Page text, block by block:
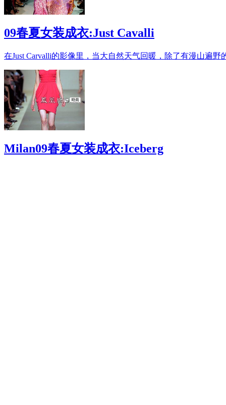
09春夏女装成衣:Just Cavalli
在Just Carvalli的影像里，当大自然天气回暖，除了有漫山遍
Milan09春夏女装成衣:Iceberg